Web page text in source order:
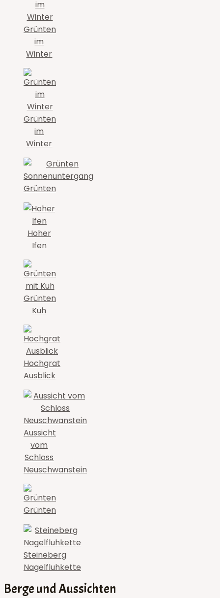
Grünten
im
Winter
Grünten
im
Winter
Grünten
Hoher
Ifen
Grünten
Kuh
Hochgrat
Ausblick
Aussicht
vom
Schloss
Neuschwanstein
Grünten
Steineberg
Nagelfluhkette
Berge und Aussichten